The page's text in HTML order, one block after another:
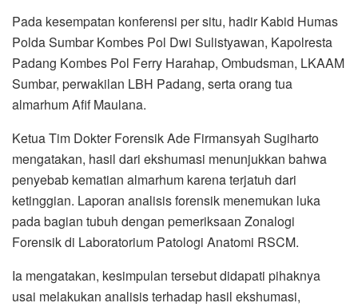
Pada kesempatan konferensi per situ, hadir Kabid Humas
Polda Sumbar Kombes Pol Dwi Sulistyawan, Kapolresta
Padang Kombes Pol Ferry Harahap, Ombudsman, LKAAM
Sumbar, perwakilan LBH Padang, serta orang tua
almarhum Afif Maulana.
Ketua Tim Dokter Forensik Ade Firmansyah Sugiharto
mengatakan, hasil dari ekshumasi menunjukkan bahwa
penyebab kematian almarhum karena terjatuh dari
ketinggian. Laporan analisis forensik menemukan luka
pada bagian tubuh dengan pemeriksaan Zonalogi
Forensik di Laboratorium Patologi Anatomi RSCM.
Ia mengatakan, kesimpulan tersebut didapati pihaknya
usai melakukan analisis terhadap hasil ekshumasi,